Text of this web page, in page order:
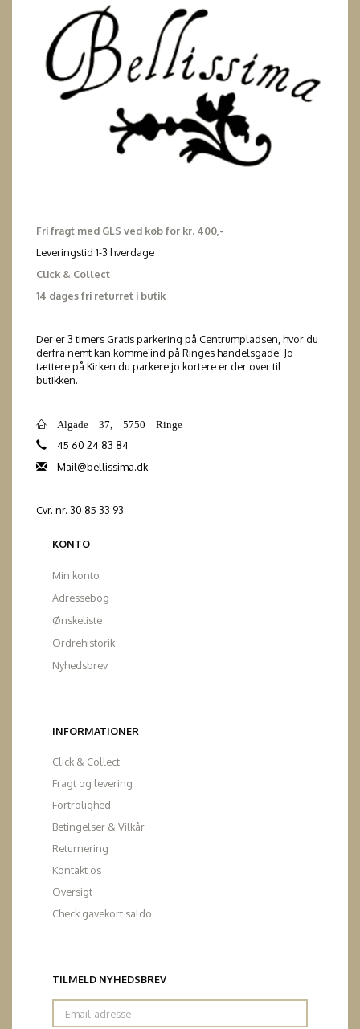
Fri fragt med GLS ved køb for kr. 400,-
Leveringstid 1-3 hverdage
Click & Collect
14 dages fri returret i butik
Der er 3 timers Gratis parkering på Centrumpladsen, hvor du
derfra nemt kan komme ind på Ringes handelsgade. Jo
tættere på Kirken du parkere jo kortere er der over til
butikken.
Algade 37, 5750 Ringe
45 60 24 83 84
Mail@bellissima.dk
Cvr. nr. 30 85 33 93
KONTO
Min konto
Adressebog
Ønskeliste
Ordrehistorik
Nyhedsbrev
INFORMATIONER
Click & Collect
Fragt og levering
Fortrolighed
Betingelser & Vilkår
Returnering
Kontakt os
Oversigt
Check gavekort saldo
TILMELD NYHEDSBREV
Email-
adresse